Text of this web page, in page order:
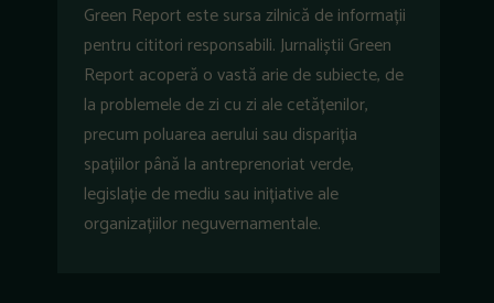
Green Report este sursa zilnică de informații
pentru cititori responsabili. Jurnaliștii Green
Report acoperă o vastă arie de subiecte, de
la problemele de zi cu zi ale cetățenilor,
precum poluarea aerului sau dispariția
spațiilor până la antreprenoriat verde,
legislație de mediu sau inițiative ale
organizațiilor neguvernamentale.